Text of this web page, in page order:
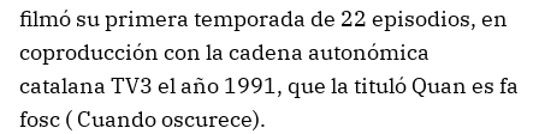
filmó su primera temporada de 22 episodios, en
coproducción con la cadena autonómica
catalana TV3 el año 1991, que la tituló Quan es fa
fosc ( Cuando oscurece).